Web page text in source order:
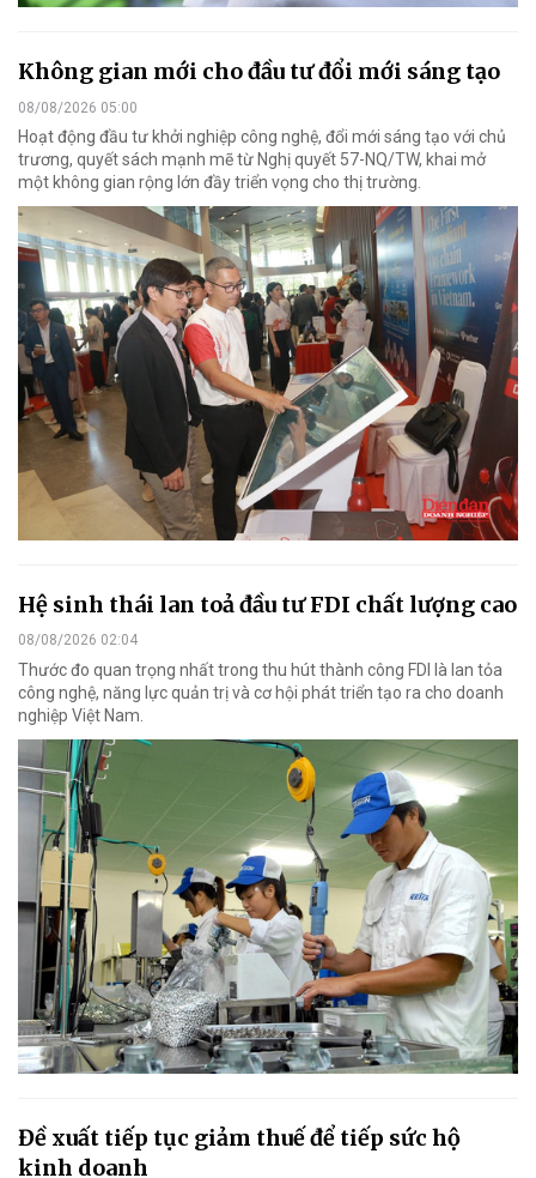
Không gian mới cho đầu tư đổi mới sáng tạo
08/08/2026 05:00
Hoạt động đầu tư khởi nghiệp công nghệ, đổi mới sáng tạo với chủ
trương, quyết sách mạnh mẽ từ Nghị quyết 57-NQ/TW, khai mở
một không gian rộng lớn đầy triển vọng cho thị trường.
Hệ sinh thái lan toả đầu tư FDI chất lượng cao
08/08/2026 02:04
Thước đo quan trọng nhất trong thu hút thành công FDI là lan tỏa
công nghệ, năng lực quản trị và cơ hội phát triển tạo ra cho doanh
nghiệp Việt Nam.
Đề xuất tiếp tục giảm thuế để tiếp sức hộ
kinh doanh